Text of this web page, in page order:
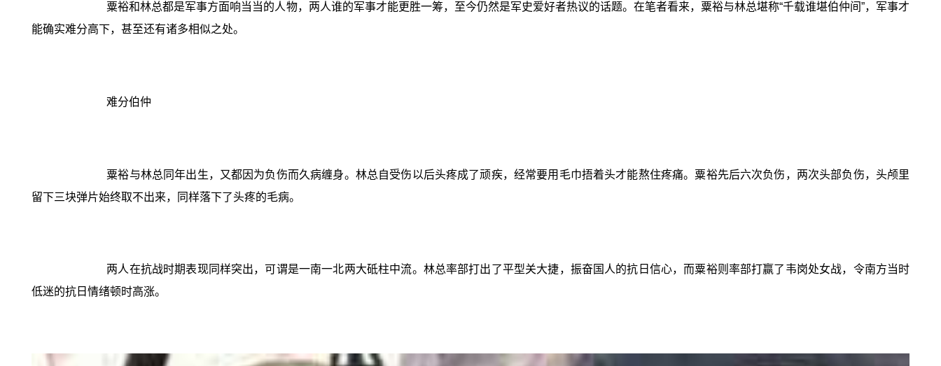
粟裕和林总都是军事方面响当当的人物，两人谁的军事才能更胜一筹，至今仍然是军史爱好者热议的话题。在笔者看来，粟裕与林总堪称“千载谁堪伯仲间”，军事才
能确实难分高下，甚至还有诸多相似之处。
难分伯仲
粟裕与林总同年出生，又都因为负伤而久病缠身。林总自受伤以后头疼成了顽疾，经常要用毛巾捂着头才能熬住疼痛。粟裕先后六次负伤，两次头部负伤，头颅里
留下三块弹片始终取不出来，同样落下了头疼的毛病。
两人在抗战时期表现同样突出，可谓是一南一北两大砥柱中流。林总率部打出了平型关大捷，振奋国人的抗日信心，而粟裕则率部打赢了韦岗处女战，令南方当时
低迷的抗日情绪顿时高涨。